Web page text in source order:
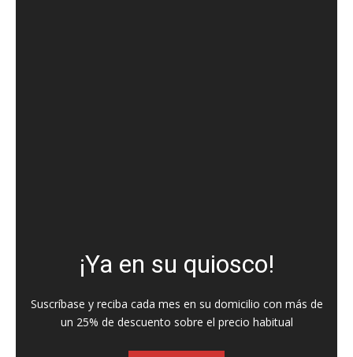
¡Ya en su quiosco!
Suscríbase y reciba cada mes en su domicilio con más de
un 25% de descuento sobre el precio habitual